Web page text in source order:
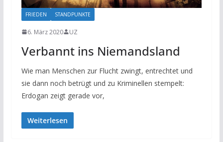
FRIEDEN STANDPUNKTE
6. März 2020 UZ
Verbannt ins Niemandsland
Wie man Menschen zur Flucht zwingt, entrechtet und
sie dann noch betrügt und zu Kriminellen stempelt:
Erdogan zeigt gerade vor,
Weiterlesen